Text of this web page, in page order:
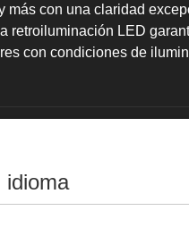
idioma
más con una claridad
retroiluminación LED
con condiciones de
Va
Utilice el